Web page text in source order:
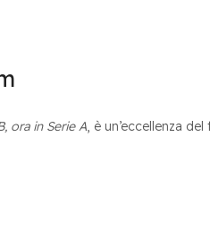
ora in Serie A, è un’eccellenza